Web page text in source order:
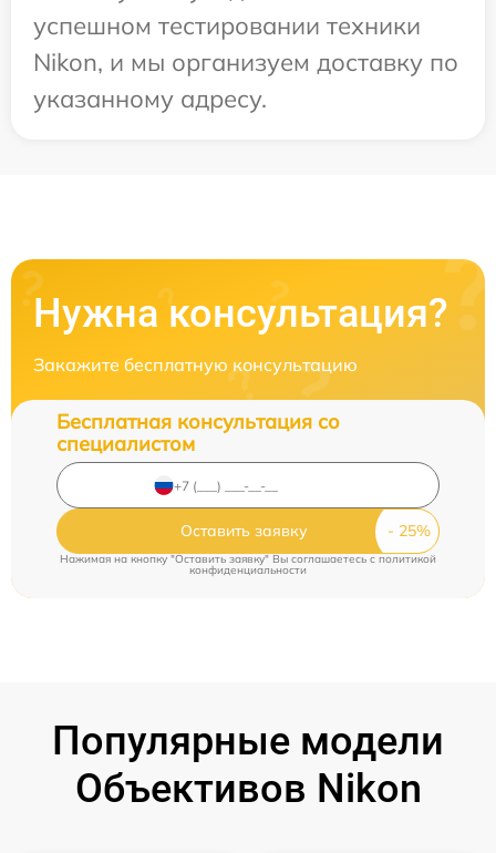
успешном тестировании техники
Nikon, и мы организуем доставку по
указанному адресу.
Нужна консультация?
Закажите бесплатную консультацию
Бесплатная консультация со
специалистом
Оставить заявку
Нажимая на кнопку "Оставить заявку" Вы соглашаетесь cполитикой
конфиденциальности
Популярные модели
Объективов Nikon